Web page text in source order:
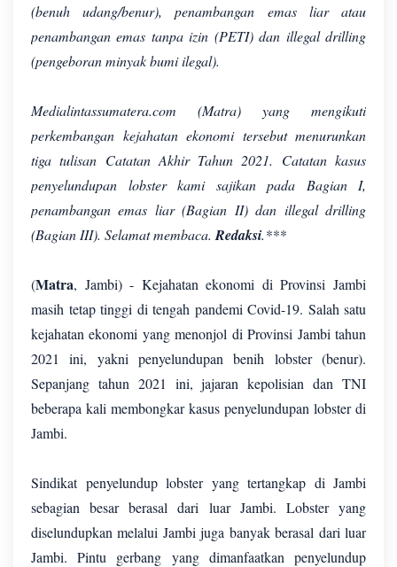
(benuh udang/benur), penambangan emas liar atau
penambangan emas tanpa izin (PETI) dan illegal drilling
(pengeboran minyak bumi ilegal).
Medialintassumatera.com (Matra) yang mengikuti
perkembangan kejahatan ekonomi tersebut menurunkan
tiga tulisan Catatan Akhir Tahun 2021. Catatan kasus
penyelundupan lobster kami sajikan pada Bagian I,
penambangan emas liar (Bagian II) dan illegal drilling
(Bagian III). Selamat membaca. Redaksi.***
(Matra, Jambi) - Kejahatan ekonomi di Provinsi Jambi
masih tetap tinggi di tengah pandemi Covid-19. Salah satu
kejahatan ekonomi yang menonjol di Provinsi Jambi tahun
2021 ini, yakni penyelundupan benih lobster (benur).
Sepanjang tahun 2021 ini, jajaran kepolisian dan TNI
beberapa kali membongkar kasus penyelundupan lobster di
Jambi.
Sindikat penyelundup lobster yang tertangkap di Jambi
sebagian besar berasal dari luar Jambi. Lobster yang
diselundupkan melalui Jambi juga banyak berasal dari luar
Jambi. Pintu gerbang yang dimanfaatkan penyelundup